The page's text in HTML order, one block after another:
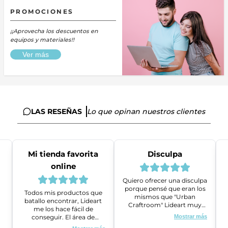
PROMOCIONES
¡¡Aprovecha los descuentos en
equipos y materiales!!
Ver más
LAS RESEÑAS Lo que opinan nuestros clientes
Mi tienda favorita
online
Todos mis productos que
batallo encontrar, Lideart
me los hace fácil de
conseguir. El área de
ventas es super amable y
Disculpa
Quiero ofrecer una disculpa
porque pensé que eran los
mismos que "Urban
Craftroom" Lideart muy
amables me ayudaron a
gestionar un problema que
Mostrar más